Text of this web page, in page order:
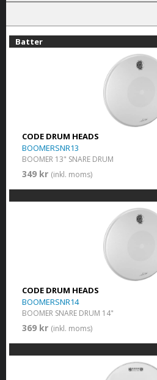
Batter
CODE DRUM HEADS
BOOMERSNR13
BOOMER 13" SNARE DRUM
349 kr (inkl. moms)
CODE DRUM HEADS
BOOMERSNR14
BOOMER SNARE DRUM 14"
369 kr (inkl. moms)